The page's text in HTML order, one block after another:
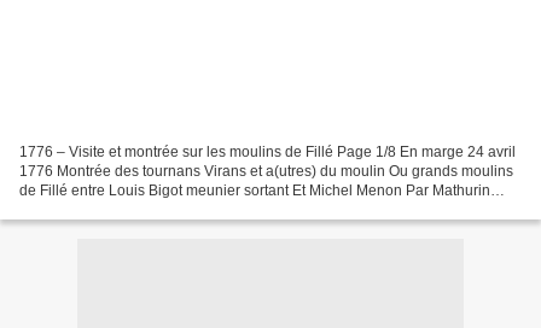
1776 – Visite et montrée sur les moulins de Fillé Page 1/8 En marge 24 avril
1776 Montrée des tournans Virans et a(utres) du moulin Ou grands moulins
de Fillé entre Louis Bigot meunier sortant Et Michel Menon Par Mathurin